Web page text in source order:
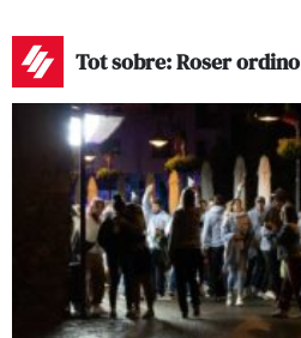
Tot sobre: Roser ordino